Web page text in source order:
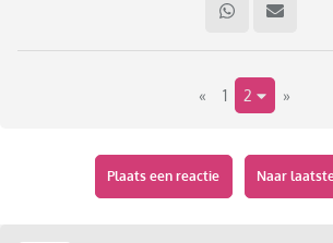
rechtsverklaring invullen en het bewijsje
Nu krijg ik vandaag een bericht dat de
is en dat ik maar klacht moet neerleggen
Heb onmiddellijk met de koerier gebeld
pakket. Aangezien ik het retourlabel van
gebruikt heb dient de webshop bij
leeg/beschadigd pakket dit te melden bij
« 1 2 »
Plaats een reactie Naar